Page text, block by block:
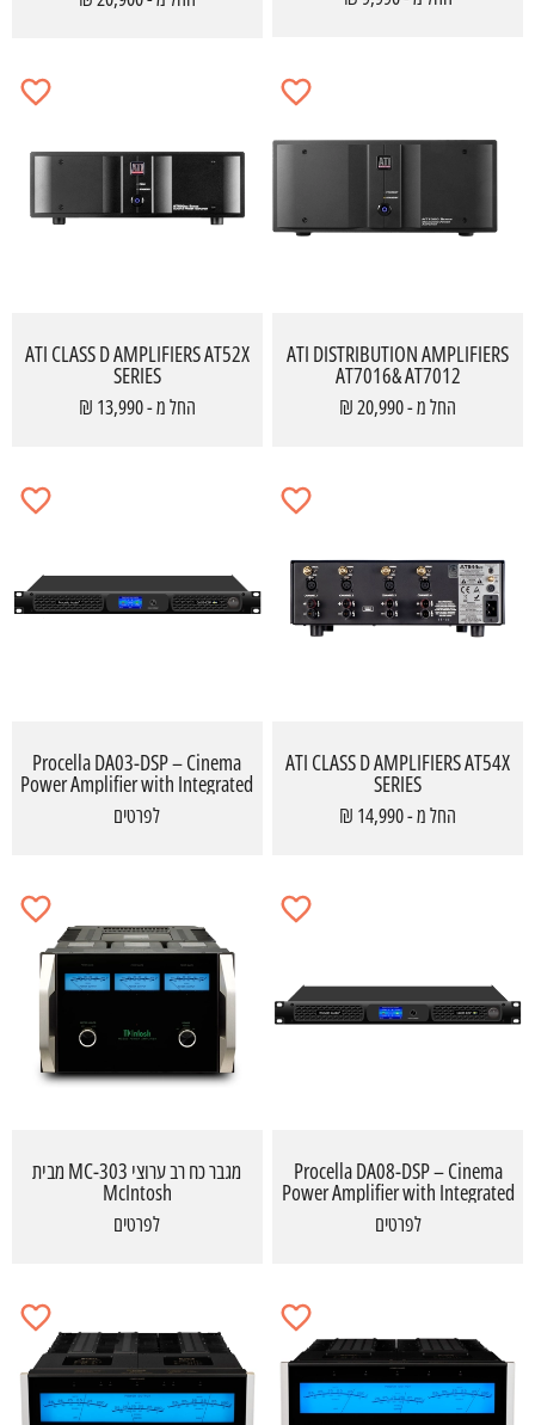
ATI DISTRIBUTION AMPLIFIERS
AT7016& AT7012
החל מ - 20,990 ₪
ATI CLASS D AMPLIFIERS AT52X
SERIES
החל מ - 13,990 ₪
ATI CLASS D AMPLIFIERS AT54X
SERIES
החל מ - 14,990 ₪
Procella DA03-DSP – Cinema
Power Amplifier with Integrated
DSP
לפרטים
Procella DA08-DSP – Cinema
Power Amplifier with Integrated
DSP
לפרטים
מגבר כח רב ערוצי MC-303 מבית
McIntosh
לפרטים